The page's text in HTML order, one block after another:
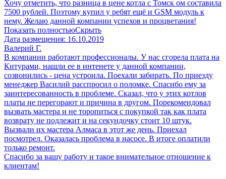
Хочу отметить, что разница в цене котла с Томск ом составила
7500 рублей. Поэтому купил у ребят ещё и GSM модуль к
нему. Желаю данной компании успехов и процветания!
Показать полностьюСкрыть
Дата размещения: 16.10.2019
Валерий Г.
В компании работают профессионалы. У нас сгорела плата на
Китурами, нашли ее в интенете у данной компании,
созвонились - цена устроила. Поехали забирать. По приезду
менеджер Василий расспросил о поломке. Спасибо ему за
заинтересованность в проблеме. Сказал, что у этих котлов
платы не перегорают и причина в другом. Порекомендовал
вызвать мастера и не торопиться с покупкой так как плата
возврату не подлежит и на секундочку стоит 10 штук.
Вызвали их мастера Алмаса в этот же день. Приехал
посмотрел. Оказалась проблема в насосе. В итоге оплатили
только ремонт.
Спасибо за вашу работу и такое внимательное отношение к
клиентам!